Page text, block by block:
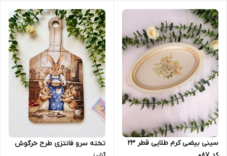
سینی بیضی کرم طلایی قطر 23
تخته سرو فانتزی طرح خرگوش